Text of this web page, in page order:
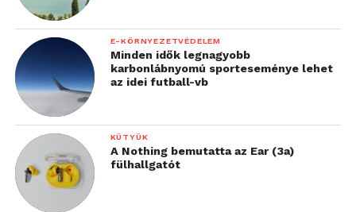
E-KÖRNYEZETVÉDELEM
Minden idők legnagyobb
karbonlábnyomú sporteseménye lehet
az idei futball-vb
KÜTYÜK
A Nothing bemutatta az Ear (3a)
fülhallgatót